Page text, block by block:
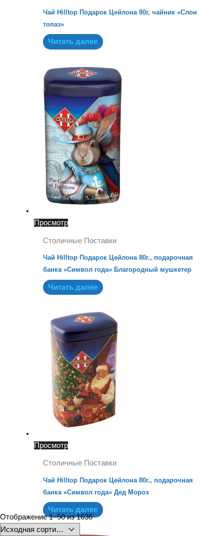
Отображение 1–50 из 1636
Чай Hilltop Подарок Цейлона 80г, чайник «Слон
топаз»
Читать далее
Просмотр
Столичные Поставки
Чай Hilltop Подарок Цейлона 80г., подарочная
банка «Символ года» Благородный мушкетер
Читать далее
Просмотр
Столичные Поставки
Чай Hilltop Подарок Цейлона 80г., подарочная
банка «Символ года» Дед Мороз
Читать далее